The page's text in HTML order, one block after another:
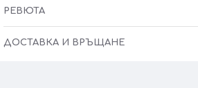
·Гаранция от 6 месеца
· Произведено в България
РЕВЮТА
ДОСТАВКА И ВРЪЩАНЕ